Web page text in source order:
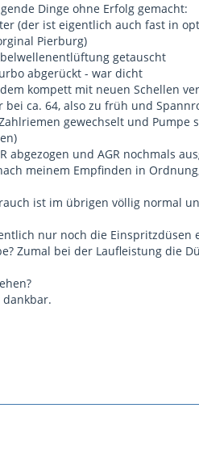
Dinge ohne Erfolg gemacht:
(der ist eigentlich auch fast in
Pierburg)
getauscht
abgerückt - war dicht
kompett mit neuen Schellen
bei ca. 64, also zu früh und
gewechselt und
abgezogen und AGR nochmals
meinem Empfinden in
ist im übrigen völlig normal
nur noch die Einspritzdüsen
Zumal bei der Laufleistung die